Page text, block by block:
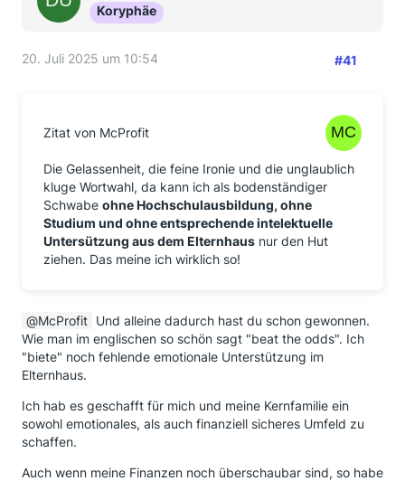
Koryphäe
20. Juli 2025 um 10:54 #41
Zitat von McProfit
Die Gelassenheit, die feine Ironie und die unglaublich
kluge Wortwahl, da kann ich als bodenständiger
Schwabe ohne Hochschulausbildung, ohne
Studium und ohne entsprechende intelektuelle
Untersützung aus dem Elternhaus nur den Hut
ziehen. Das meine ich wirklich so!
McProfit Und alleine dadurch hast du schon gewonnen.
Wie man im englischen so schön sagt "beat the odds". Ich
"biete" noch fehlende emotionale Unterstützung im
Elternhaus.
Ich hab es geschafft für mich und meine Kernfamilie ein
sowohl emotionales, als auch finanziell sicheres Umfeld zu
schaffen.
Auch wenn meine Finanzen noch überschaubar sind, so habe